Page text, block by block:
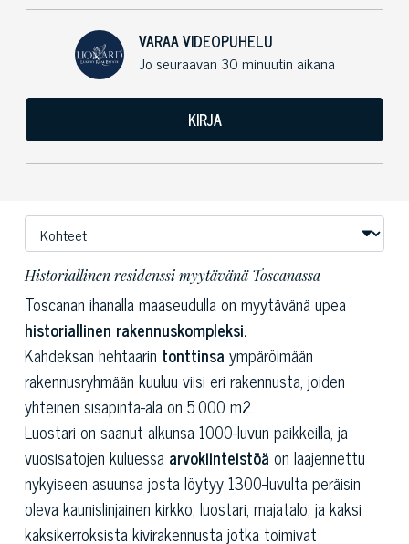
VARAA VIDEOPUHELU
Jo seuraavan 30 minuutin aikana
KIRJA
Historiallinen residenssi myytävänä Toscanassa
Toscanan ihanalla maaseudulla on myytävänä upea
historiallinen rakennuskompleksi.
Kahdeksan hehtaarin tonttinsa ympäröimään
rakennusryhmään kuuluu viisi eri rakennusta, joiden
yhteinen sisäpinta-ala on 5.000 m2.
Luostari on saanut alkunsa 1000-luvun paikkeilla, ja
vuosisatojen kuluessa arvokiinteistöä on laajennettu
nykyiseen asuunsa josta löytyy 1300-luvulta peräisin
oleva kaunislinjainen kirkko, luostari, majatalo, ja kaksi
kaksikerroksista kivirakennusta jotka toimivat